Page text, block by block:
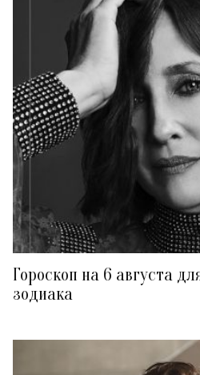
Гороскоп на 6 августа
зодиака